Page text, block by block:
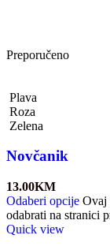
Preporučeno
Plava
Roza
Zelena
Novčanik
13.00KM
Odaberi opcije Ovaj
odabrati na stranici
Quick view